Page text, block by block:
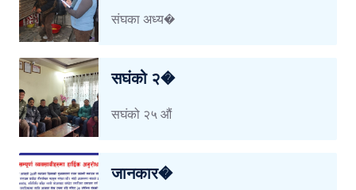
संघका अध्य�
सघंको २�
सघंको २५ औं
जानकार�